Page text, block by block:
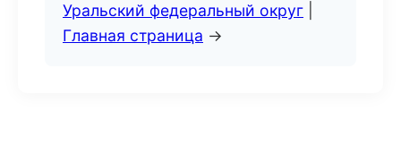
Уральский федеральный округ
Главная страница →